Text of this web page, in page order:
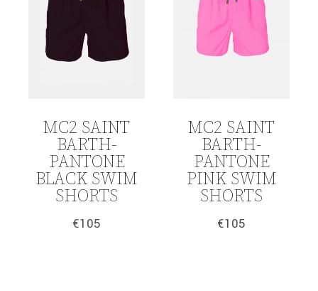
MC2 SAINT
BARTH-
PANTONE
BLACK SWIM
SHORTS
€105
MC2 SAINT
BARTH-
PANTONE
PINK SWIM
SHORTS
€105